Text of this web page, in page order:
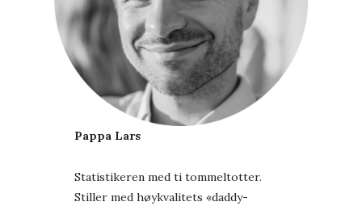
Pappa Lars
Statistikeren med ti tommeltotter.
Stiller med høykvalitets «daddy-